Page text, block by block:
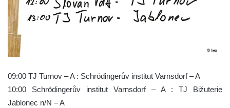
09:00 TJ Turnov – A : Schrödingerův institut Varnsdorf – A
10:00 Schrödingerův institut Varnsdorf – A : TJ Bižuterie
Jablonec n/N – A